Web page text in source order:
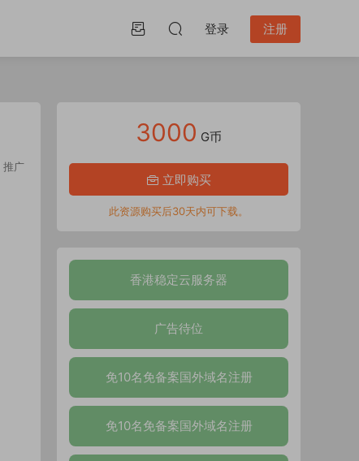
登录 注册
推广
3000 G币
立即购买
此资源购买后30天内可下载。
香港稳定云服务器
广告待位
免10名免备案国外域名注册
免10名免备案国外域名注册